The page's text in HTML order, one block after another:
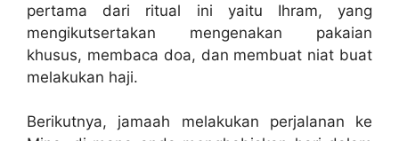
pertama dari ritual ini yaitu Ihram, yang
mengikutsertakan mengenakan pakaian
khusus, membaca doa, dan membuat niat buat
melakukan haji.
Berikutnya, jamaah melakukan perjalanan ke